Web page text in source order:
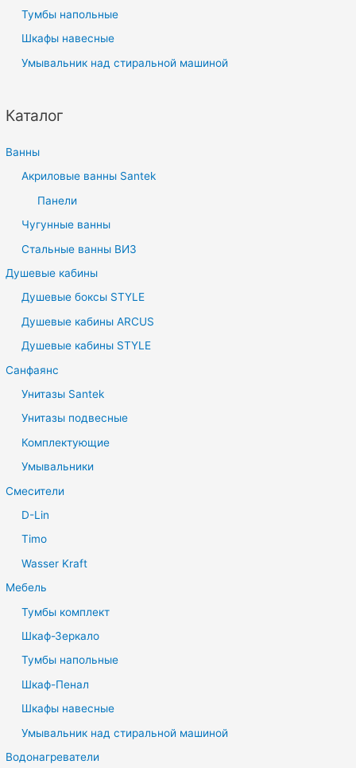
Тумбы напольные
Шкафы навесные
Умывальник над стиральной машиной
Каталог
Ванны
Акриловые ванны Santek
Панели
Чугунные ванны
Стальные ванны ВИЗ
Душевые кабины
Душевые боксы STYLE
Душевые кабины ARCUS
Душевые кабины STYLE
Санфаянс
Унитазы Santek
Унитазы подвесные
Комплектующие
Умывальники
Смесители
D-Lin
Timo
Wasser Kraft
Мебель
Тумбы комплект
Шкаф-Зеркало
Тумбы напольные
Шкаф-Пенал
Шкафы навесные
Умывальник над стиральной машиной
Водонагреватели